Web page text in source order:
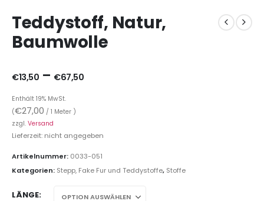
Teddystoff, Natur,
Baumwolle
€13,50 – €67,50
Enthält 19% MwSt.
(€27,00 / 1 Meter )
zzgl. Versand
Lieferzeit: nicht angegeben
Artikelnummer: 0033-051
Kategorien: Stepp, Fake Fur und Teddystoffe, Stoffe
LÄNGE